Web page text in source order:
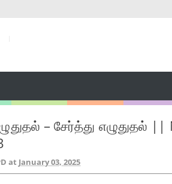
– சேர்த்து எழுதுதல்
at January 03, 2025